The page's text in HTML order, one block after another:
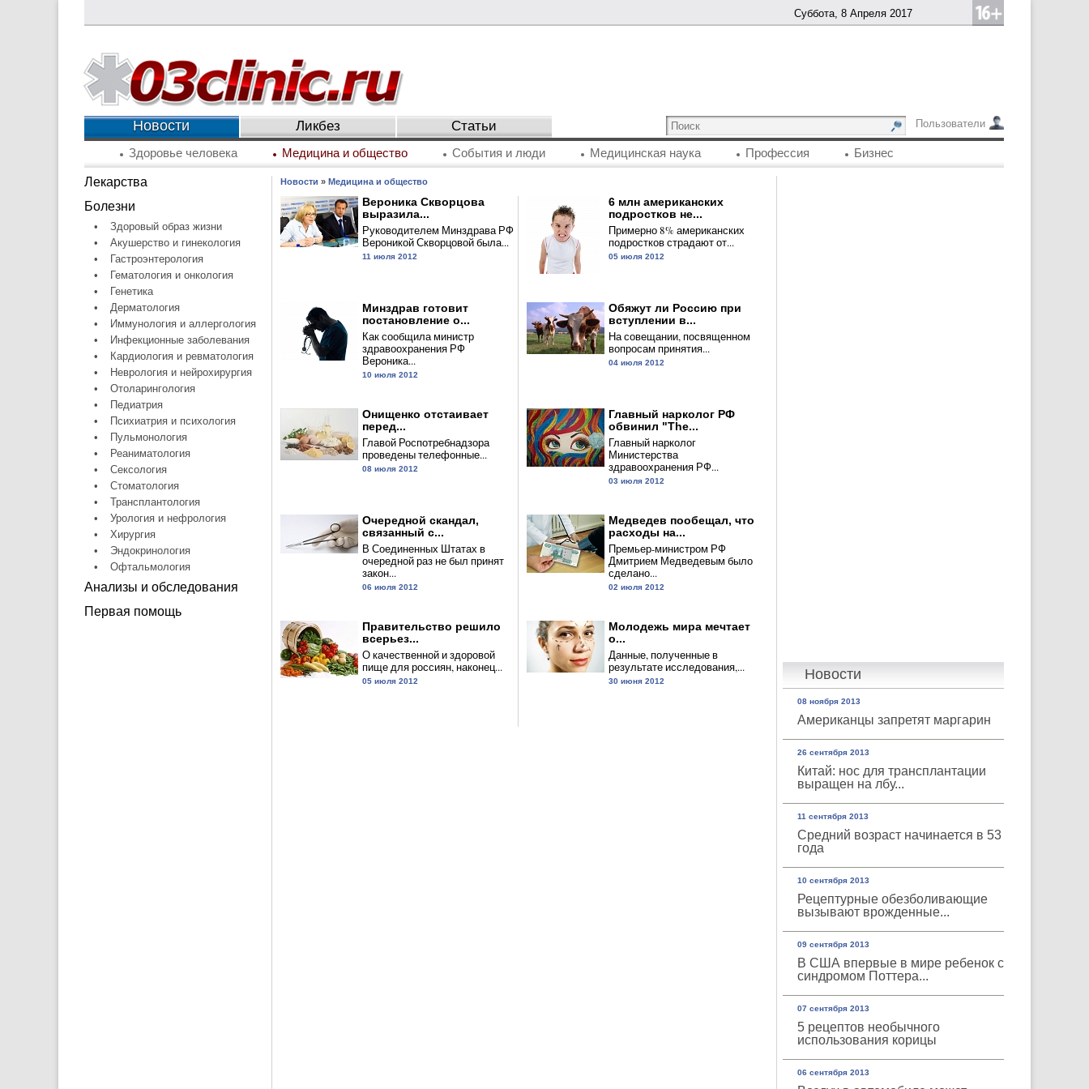
Суббота, 8 Апреля 2017
Пользователи
Новости Ликбез Статьи
Здоровье человека Медицина и общество События и люди Медицинская наука Профессия Бизнес
Лекарства
Болезни
•
Здоровый образ жизни
•
Акушерство и гинекология
•
Гастроэнтерология
•
Гематология и онкология
•
Генетика
•
Дерматология
•
Иммунология и аллергология
•
Инфекционные заболевания
•
Кардиология и ревматология
•
Неврология и нейрохирургия
•
Отоларингология
•
Педиатрия
•
Психиатрия и психология
•
Пульмонология
•
Реаниматология
•
Сексология
•
Стоматология
•
Трансплантология
•
Урология и нефрология
•
Хирургия
•
Эндокринология
•
Офтальмология
Анализы и обследования
Первая помощь
Новости
08 ноября 2013
Американцы запретят маргарин
26 сентября 2013
Китай: нос для трансплантации
выращен на лбу...
11 сентября 2013
Средний возраст начинается в 53
года
10 сентября 2013
Рецептурные обезболивающие
вызывают врожденные...
09 сентября 2013
В США впервые в мире ребенок с
синдромом Поттера...
07 сентября 2013
5 рецептов необычного
использования корицы
06 сентября 2013
Новости » Медицина и общество
Вероника Скворцова
выразила...
Руководителем Минздрава РФ
Вероникой Скворцовой была...
11 июля 2012
Минздрав готовит
постановление о...
Как сообщила министр
здравоохранения РФ
Вероника...
10 июля 2012
Онищенко отстаивает
перед...
Главой Роспотребнадзора
проведены телефонные...
08 июля 2012
Очередной скандал,
связанный с...
В Соединенных Штатах в
очередной раз не был принят
закон...
06 июля 2012
Правительство решило
всерьез...
О качественной и здоровой
пище для россиян, наконец...
05 июля 2012
6 млн американских
подростков не...
Примерно 8% американских
подростков страдают от...
05 июля 2012
Обяжут ли Россию при
вступлении в...
На совещании, посвященном
вопросам принятия...
04 июля 2012
Главный нарколог РФ
обвинил "The...
Главный нарколог
Министерства
здравоохранения РФ...
03 июля 2012
Медведев пообещал, что
расходы на...
Премьер-министром РФ
Дмитрием Медведевым было
сделано...
02 июля 2012
Молодежь мира мечтает
о...
Данные, полученные в
результате исследования,...
30 июня 2012